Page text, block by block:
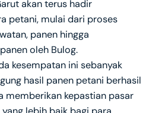
akan terus hadir
petani, mulai dari proses
panen hingga
oleh Bulog.
kesempatan ini sebanyak
hasil panen petani berhasil
memberikan kepastian pasar